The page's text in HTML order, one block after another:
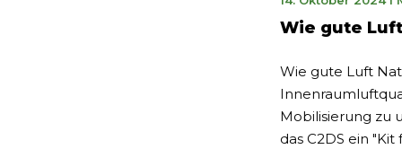
Wie gute Luft
Wie gute Luft
Mobilisierung zu
das C2DS ein "Kit